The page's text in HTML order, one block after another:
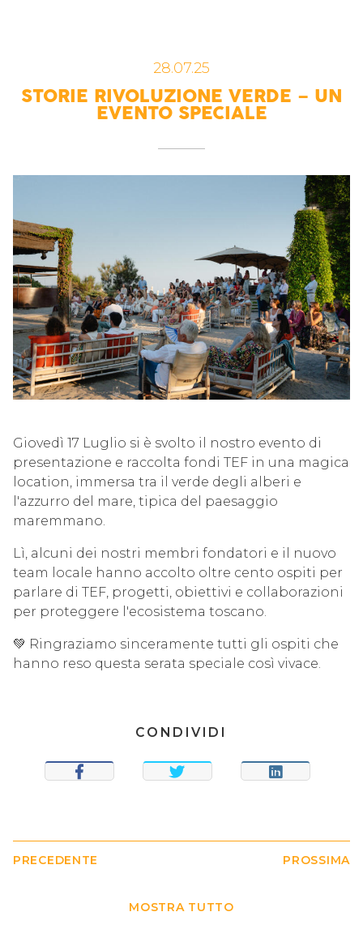
STORIE RIVOLUZIONE VERDE – UN
EVENTO SPECIALE
28.07.25
Giovedì 17 Luglio si è svolto il nostro evento di
presentazione e raccolta fondi TEF in una magica
location, immersa tra il verde degli alberi e
l'azzurro del mare, tipica del paesaggio
maremmano.
Lì, alcuni dei nostri membri fondatori e il nuovo
team locale hanno accolto oltre cento ospiti per
parlare di TEF, progetti, obiettivi e collaborazioni
per proteggere l'ecosistema toscano.
💚 Ringraziamo sinceramente tutti gli ospiti che
hanno reso questa serata speciale così vivace.
CONDIVIDI
CONDIVIDI TWEET CONDIVIDI
PRECEDENTE
MOSTRA TUTTO
PROSSIMA